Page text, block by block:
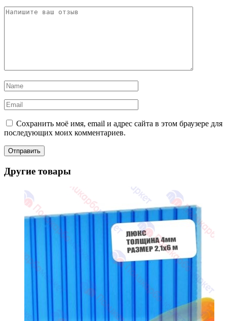
Сохранить моё имя, email и адрес сайта в этом браузере для
последующих моих комментариев.
Другие товары